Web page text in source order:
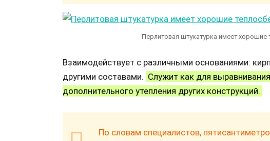
Перлитовая штукатурка имеет хорошие
Взаимодействует с различными основаниями:
другими составами. Служит как для
дополнительного утепления других конструкций.
По словам специалистов,